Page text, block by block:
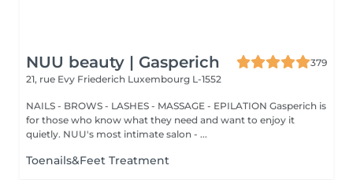
NUU beauty | Gasperich
379
21, rue Evy Friederich Luxembourg L-1552
NAILS - BROWS - LASHES - MASSAGE - EPILATION Gasperich is
for those who know what they need and want to enjoy it
quietly. NUU's most intimate salon - ...
Toenails&Feet Treatment